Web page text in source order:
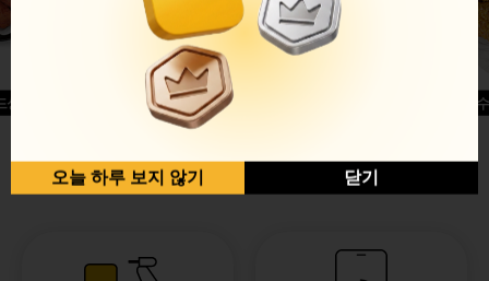
글윙
반반순살[레드+허니]
허니옥
오늘 하루 보지 않기 닫기